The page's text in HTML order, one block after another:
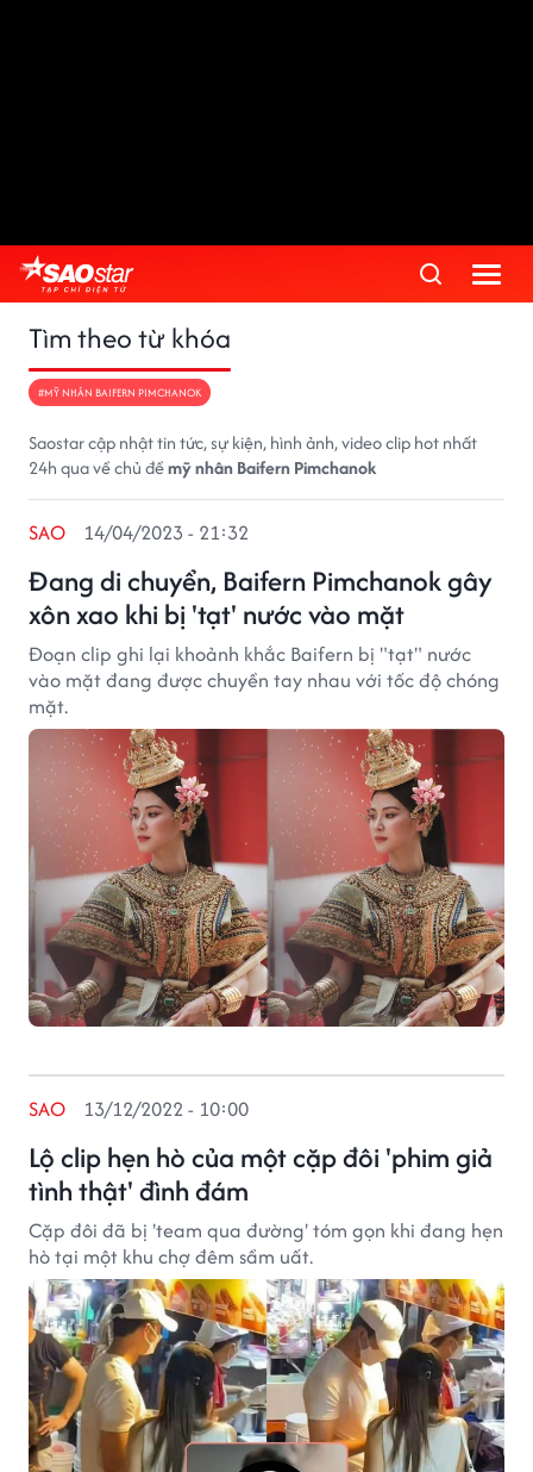
Tìm theo từ khóa
#MỸ NHÂN BAIFERN PIMCHANOK
Saostar cập nhật tin tức, sự kiện, hình ảnh, video clip hot nhất
24h qua về chủ đềmỹ nhân Baifern Pimchanok
Đang di chuyển, Baifern Pimchanok gây
xôn xao khi bị 'tạt' nước vào mặt
SAO 14/04/2023 - 21:32
Đoạn clip ghi lại khoảnh khắc Baifern bị "tạt" nước
vào mặt đang được chuyền tay nhau với tốc độ chóng
mặt.
Lộ clip hẹn hò của một cặp đôi 'phim giả
tình thật' đình đám
SAO 13/12/2022 - 10:00
Cặp đôi đã bị 'team qua đường' tóm gọn khi đang hẹn
hò tại một khu chợ đêm sầm uất.